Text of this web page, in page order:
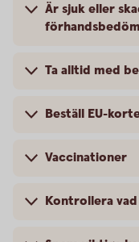
Är sjuk eller
Ta alltid med
Beställ EU-
Vaccinationer
Kontrollera